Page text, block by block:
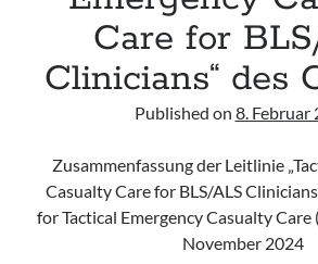
Care for
Clinicians“ des
Published on 8. Februar
Zusammenfassung der Leitlinie
Casualty Care for BLS/ALS
for Tactical Emergency Casualty Care
November 2024